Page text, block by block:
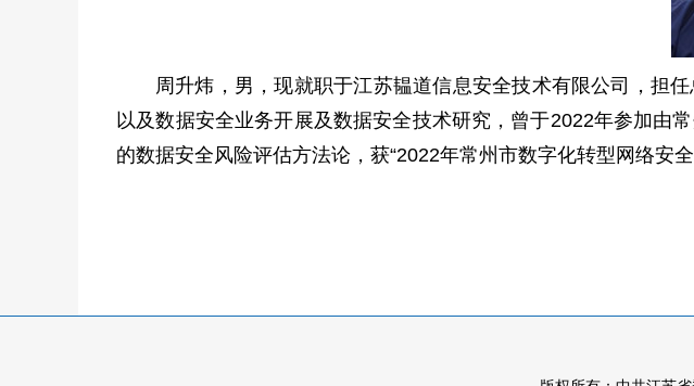
周升炜，男，现就职于江苏韫道信息安全技术有限公司，担
以及数据安全业务开展及数据安全技术研究，曾于2022年参加由
的数据安全风险评估方法论，获“2022年常州市数字化转型网络安